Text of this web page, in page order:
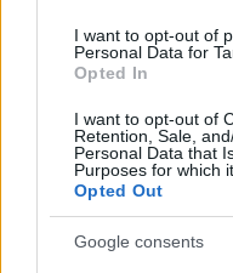
I want to opt-out of
Personal Data for
Opted In
I want to opt-out of
Retention, Sale,
Personal Data that
Purposes for which
Opted Out
Google consents
fedezetét a jogdíjak
„Az EJI feladatának
egzisztenciális, jogi és
eddigi és további
hogy a koronavírus-
következményeket